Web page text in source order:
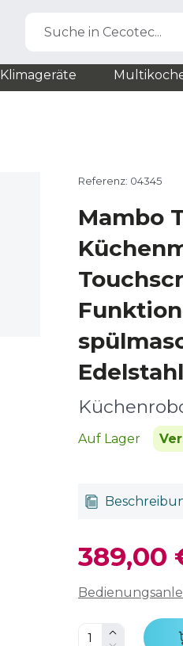
Suche in Cecotec...
Klimageräte
Referenz: 04345
Mambo
Auf Lager
389,00